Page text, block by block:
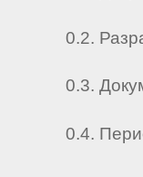
0.2.
0.3.
0.4.